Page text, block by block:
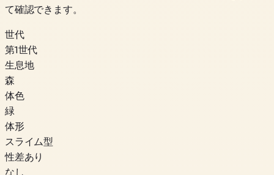
て確認できます。
世代
第1世代
生息地
森
体色
緑
体形
スライム型
性差あり
なし